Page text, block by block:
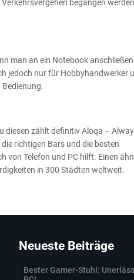
begangen
man an ein Notebook
jedoch nur für Hobbyhandwerker
diesen zählt definitiv Aloqa –
richtigen Bars und die besten
von Telefon und PC hilft. Einen
in 300 Städten weltweit.
Neueste Beiträge
Bester Gamer-Stuhl: